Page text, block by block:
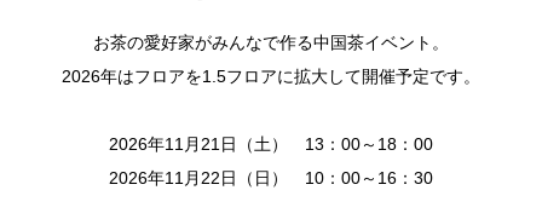
お茶の愛好家がみんなで作る中国茶イベント。
2026年はフロアを1.5フロアに拡大して開催予定です。
2026年11月21日（土） 13：00～18：00
2026年11月22日（日） 10：00～16：30